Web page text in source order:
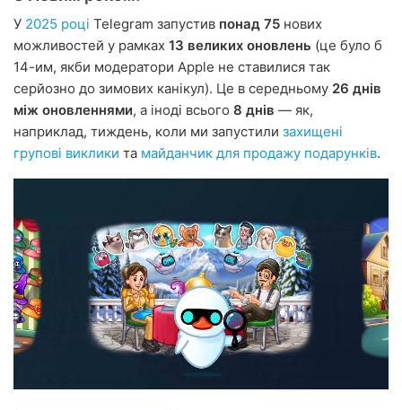
У 2025 році Telegram запустив понад 75 нових
можливостей у рамках 13 великих оновлень (це було б
14-им, якби модератори Apple не ставилися так
серйозно до зимових канікул). Це в середньому 26 днів
між оновленнями, а іноді всього 8 днів — як,
наприклад, тиждень, коли ми запустили захищені
групові виклики та майданчик для продажу подарунків.